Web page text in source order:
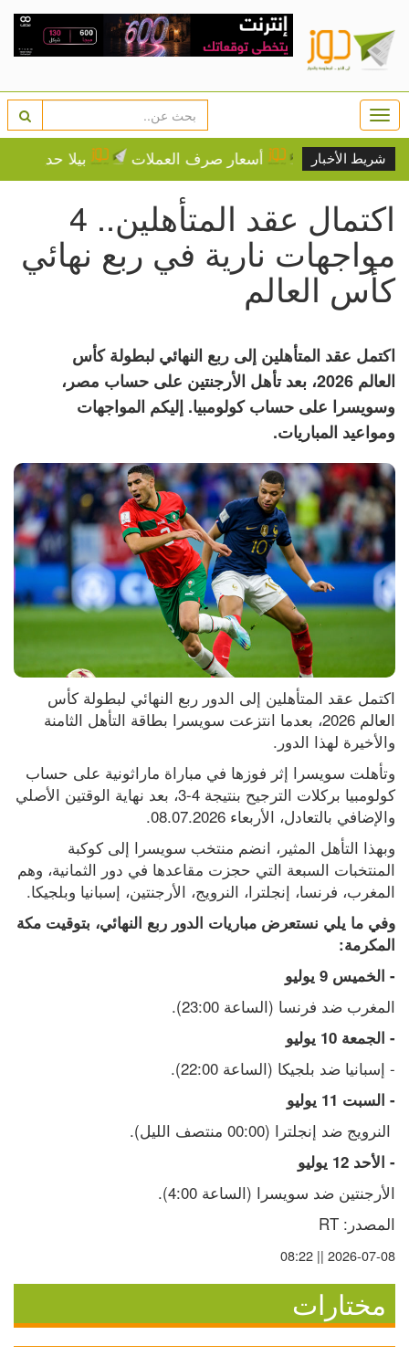
شريط الأخبار
المياه أسعار صرف العملات بيلا حديد تثير غضب
اكتمال عقد المتأهلين.. 4
مواجهات نارية في ربع نهائي
كأس العالم
اكتمل عقد المتأهلين إلى ربع النهائي لبطولة كأس
العالم 2026، بعد تأهل الأرجنتين على حساب مصر،
وسويسرا على حساب كولومبيا. إليكم المواجهات
ومواعيد المباريات.
والأخيرة لهذا الدور.
والإضافي بالتعادل، الأربعاء 08.07.2026.
المغرب، فرنسا، إنجلترا، النرويج، الأرجنتين، إسبانيا وبلجيكا.
المكرمة:
- الخميس 9 يوليو
المغرب ضد فرنسا (الساعة 23:00).
- الجمعة 10 يوليو
- إسبانيا ضد بلجيكا (الساعة 22:00).
- السبت 11 يوليو
النرويج ضد إنجلترا (00:00 منتصف الليل).
- الأحد 12 يوليو
الأرجنتين ضد سويسرا (الساعة 4:00).
المصدر: RT
2026-07-08 || 08:22
مختارات